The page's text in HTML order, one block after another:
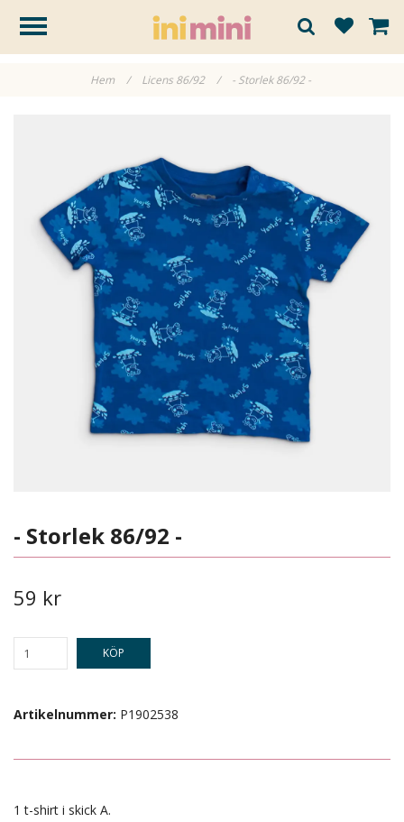
Hem / Licens 86/92 / - Storlek 86/92 -
- Storlek 86/92 -
59 kr
KÖP
Artikelnummer: P1902538
1 t-shirt i skick A.